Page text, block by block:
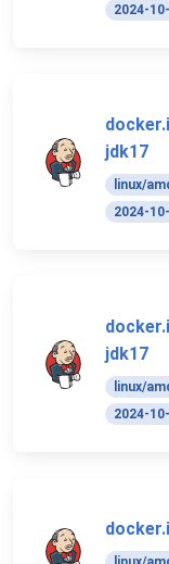
2024-
jdk17
linux/
2024-
jdk17
linux/
2024-